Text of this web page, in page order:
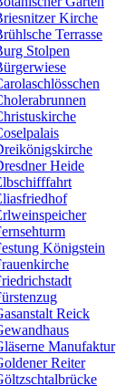
Kirche
Terrasse
Stolpen
Heide
Königstein
Reick
Manufaktur
Reiter